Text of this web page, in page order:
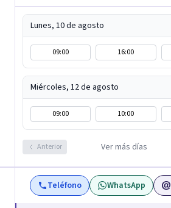
Lunes, 10 de agosto
09:00 16:00
Miércoles, 12 de agosto
09:00 10:00
Anterior Ver más días
Teléfono WhatsApp